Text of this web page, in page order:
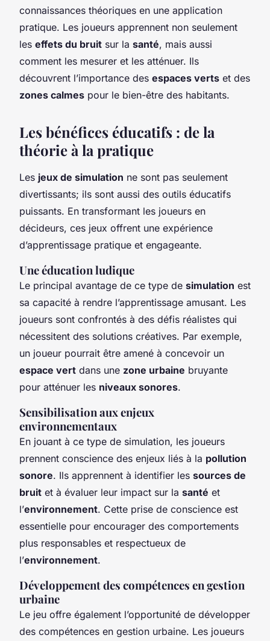
connaissances théoriques en une application
pratique. Les joueurs apprennent non seulement
les effets du bruit sur la santé, mais aussi
comment les mesurer et les atténuer. Ils
découvrent l’importance des espaces verts et des
zones calmes pour le bien-être des habitants.
Les bénéfices éducatifs : de la
théorie à la pratique
Les jeux de simulation ne sont pas seulement
divertissants; ils sont aussi des outils éducatifs
puissants. En transformant les joueurs en
décideurs, ces jeux offrent une expérience
d’apprentissage pratique et engageante.
Une éducation ludique
Le principal avantage de ce type de simulation est
sa capacité à rendre l’apprentissage amusant. Les
joueurs sont confrontés à des défis réalistes qui
nécessitent des solutions créatives. Par exemple,
un joueur pourrait être amené à concevoir un
espace vert dans une zone urbaine bruyante
pour atténuer les niveaux sonores.
Sensibilisation aux enjeux
environnementaux
En jouant à ce type de simulation, les joueurs
prennent conscience des enjeux liés à la pollution
sonore. Ils apprennent à identifier les sources de
bruit et à évaluer leur impact sur la santé et
l’environnement. Cette prise de conscience est
essentielle pour encourager des comportements
plus responsables et respectueux de
l’environnement.
Développement des compétences en gestion
urbaine
Le jeu offre également l’opportunité de développer
des compétences en gestion urbaine. Les joueurs